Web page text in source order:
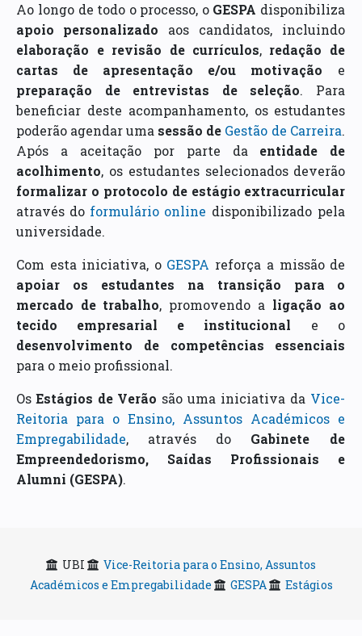
Ao longo de todo o processo, o GESPA disponibiliza
apoio personalizado aos candidatos, incluindo
elaboração e revisão de currículos, redação de
cartas de apresentação e/ou motivação e
preparação de entrevistas de seleção. Para
beneficiar deste acompanhamento, os estudantes
poderão agendar uma sessão de Gestão de Carreira.
Após a aceitação por parte da entidade de
acolhimento, os estudantes selecionados deverão
formalizar o protocolo de estágio extracurricular
através do formulário online disponibilizado pela
universidade.
Com esta iniciativa, o GESPA reforça a missão de
apoiar os estudantes na transição para o
mercado de trabalho, promovendo a ligação ao
tecido empresarial e institucional e o
desenvolvimento de competências essenciais
para o meio profissional.
OsEstágios de Verão são uma iniciativa da Vice-
Reitoria para o Ensino, Assuntos Académicos e
Empregabilidade, através do Gabinete de
Empreendedorismo, Saídas Profissionais e
Alumni (GESPA).
UBI
Vice-Reitoria para o Ensino, Assuntos
Académicos e Empregabilidade
GESPA Estágios